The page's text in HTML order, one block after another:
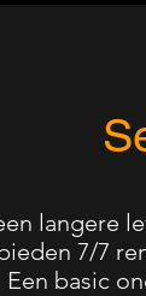
langere
7/7
Een basic